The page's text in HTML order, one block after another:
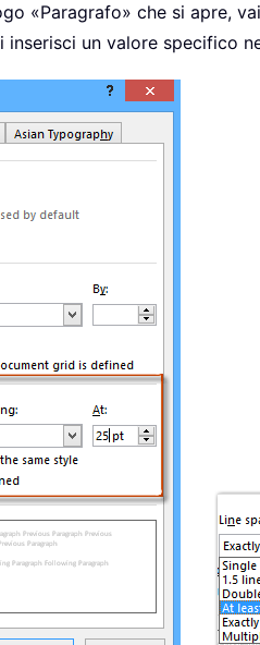
«Paragrafo» che si apre,
inserisci un valore specifico